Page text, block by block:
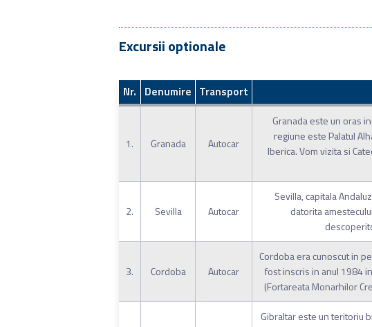
Excursii optionale
Nr. Denumire Transport
1. Granada Autocar
Granada este un oras
regiune este Palatul
Iberica. Vom vizita si
2. Sevilla Autocar
Sevilla, capitala
datorita
3. Cordoba Autocar
Cordoba era cunoscut in
fost inscris in anul 1984
(Fortareata Monarhilor
Gibraltar este un teritoriu